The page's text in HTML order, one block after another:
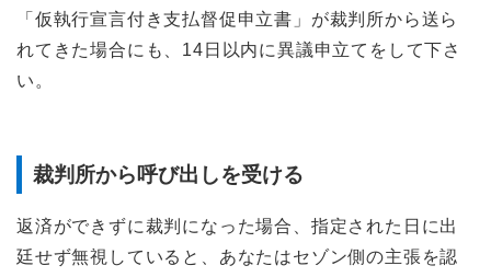
「仮執行宣言付き支払督促申立書」が裁判所から送ら
れてきた場合にも、14日以内に異議申立てをして下さ
い。
裁判所から呼び出しを受ける
返済ができずに裁判になった場合、指定された日に出
廷せず無視していると、あなたはセゾン側の主張を認